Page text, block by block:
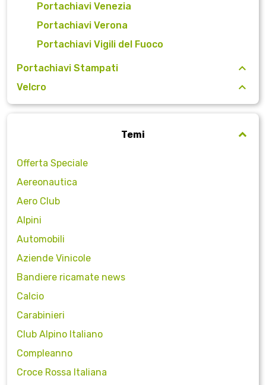
Portachiavi Venezia
Portachiavi Verona
Portachiavi Vigili del Fuoco
Portachiavi Stampati
Velcro
Temi
Offerta Speciale
Aereonautica
Aero Club
Alpini
Automobili
Aziende Vinicole
Bandiere ricamate news
Calcio
Carabinieri
Club Alpino Italiano
Compleanno
Croce Rossa Italiana